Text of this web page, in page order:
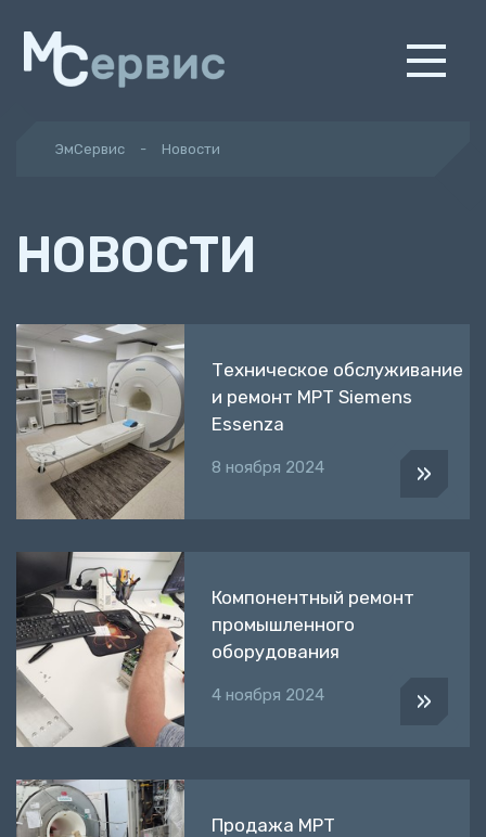
ЭмСервис Новости
НОВОСТИ
Техническое обслуживание
и ремонт МРТ Siemens
Essenza
8 ноября 2024 »
Компонентный ремонт
промышленного
оборудования
4 ноября 2024 »
Продажа МРТ